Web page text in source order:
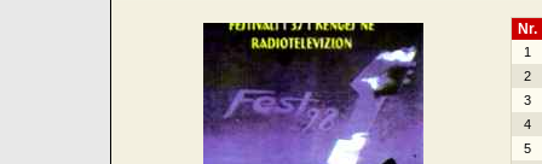
Nr.
1
2
3
4
5